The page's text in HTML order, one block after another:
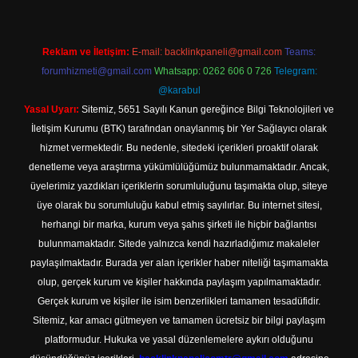
Reklam ve İletişim: E-mail: backlinkpaneli@gmail.com Teams:
forumhizmeti@gmail.com Whatsapp: 0262 606 0 726 Telegram:
@karabul
Yasal Uyarı: Sitemiz, 5651 Sayılı Kanun gereğince Bilgi Teknolojileri ve
İletişim Kurumu (BTK) tarafından onaylanmış bir Yer Sağlayıcı olarak
hizmet vermektedir. Bu nedenle, sitedeki içerikleri proaktif olarak
denetleme veya araştırma yükümlülüğümüz bulunmamaktadır. Ancak,
üyelerimiz yazdıkları içeriklerin sorumluluğunu taşımakta olup, siteye
üye olarak bu sorumluluğu kabul etmiş sayılırlar. Bu internet sitesi,
herhangi bir marka, kurum veya şahıs şirketi ile hiçbir bağlantısı
bulunmamaktadır. Sitede yalnızca kendi hazırladığımız makaleler
paylaşılmaktadır. Burada yer alan içerikler haber niteliği taşımamakta
olup, gerçek kurum ve kişiler hakkında paylaşım yapılmamaktadır.
Gerçek kurum ve kişiler ile isim benzerlikleri tamamen tesadüfidir.
Sitemiz, kar amacı gütmeyen ve tamamen ücretsiz bir bilgi paylaşım
platformudur. Hukuka ve yasal düzenlemelere aykırı olduğunu